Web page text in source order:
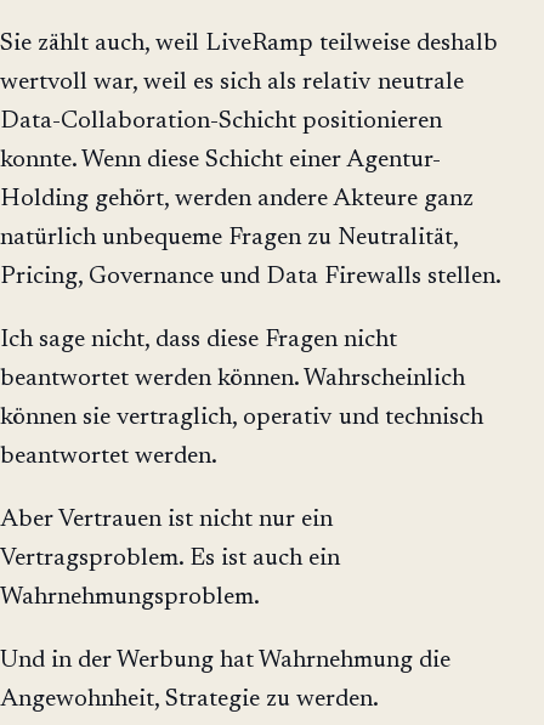
Sie zählt auch, weil LiveRamp teilweise deshalb
wertvoll war, weil es sich als relativ neutrale
Data-Collaboration-Schicht positionieren
konnte. Wenn diese Schicht einer Agentur-
Holding gehört, werden andere Akteure ganz
natürlich unbequeme Fragen zu Neutralität,
Pricing, Governance und Data Firewalls stellen.
Ich sage nicht, dass diese Fragen nicht
beantwortet werden können. Wahrscheinlich
können sie vertraglich, operativ und technisch
beantwortet werden.
Aber Vertrauen ist nicht nur ein
Vertragsproblem. Es ist auch ein
Wahrnehmungsproblem.
Und in der Werbung hat Wahrnehmung die
Angewohnheit, Strategie zu werden.